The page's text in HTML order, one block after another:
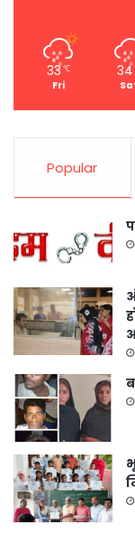
33 ℃
Fri
34
Popular